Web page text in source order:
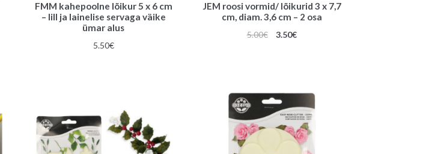
FMM kahepoolne lõikur 5 x 6 cm
– lill ja lainelise servaga väike
ümar alus
5.50€
JEM roosi vormid/ lõikurid 3 x 7,7
cm, diam. 3,6 cm – 2 osa
5.00€
Algne
3.50€Praegune